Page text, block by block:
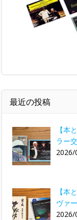
最近の投稿
【本
ラー
2026/
【本
ヴァ
2026/